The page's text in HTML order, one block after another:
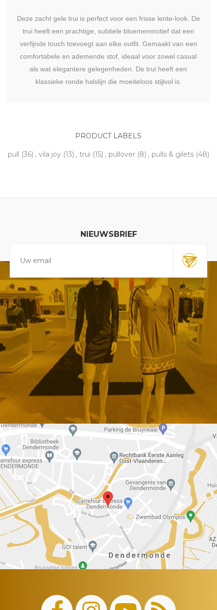
Deze zacht gele trui is perfect voor een frisse lente-look. De
trui heeft een prachtige, subtiele bloemenmotief dat een
verfijnde touch toevoegt aan elke outfit. Gemaakt van een
comfortabele en ademende stof, ideaal voor zowel casual
als wat elegantere gelegenheden. De trui heeft een
klassieke ronde halslijn die moeiteloos stijlvol is.
PRODUCT LABELS
pull (36) , vila joy (13) , trui (15) , pullover (8) , pulls & gilets (48)
NIEUWSBRIEF